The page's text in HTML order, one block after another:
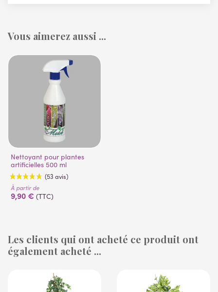
Vous aimerez aussi ...
Nettoyant pour plantes
artificielles 500 ml
À partir de
9,90 € (TTC)
Les clients qui ont acheté ce produit ont
également acheté ...